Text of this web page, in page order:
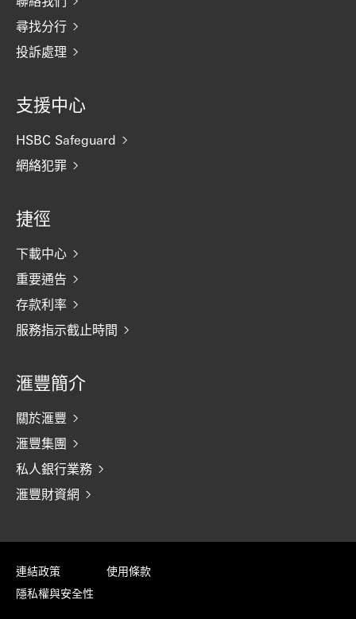
尋找分行
投訴處理
支援中心
HSBC Safeguard
網絡犯罪
捷徑
下載中心
重要通告
存款利率
服務指示截止時間
滙豐簡介
關於滙豐
滙豐集團
私人銀行業務
滙豐財資網
連結政策
隱私權與安全性
使用條款